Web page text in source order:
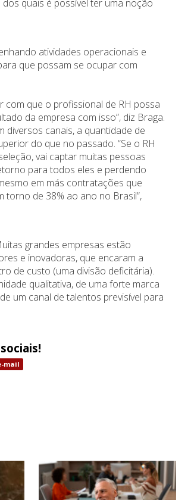
quais é possível ter uma noção
atividades operacionais e
que possam se ocupar com
com que o profissional de RH possa
da empresa com isso”, diz Braga.
diversos canais, a quantidade de
do que no passado. “Se o RH
vai captar muitas pessoas
para todos eles e perdendo
em más contratações que
torno de 38% ao ano no Brasil”,
grandes empresas estão
e inovadoras, que encaram a
de custo (uma divisão deficitária).
qualitativa, de uma forte marca
um canal de talentos previsível para
mail